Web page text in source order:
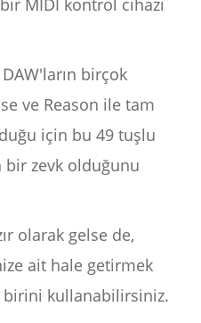
MIDI kontrol cihazı
birçok
ve Reason ile tam
için bu 49 tuşlu
bir zevk olduğunu
olarak gelse de,
ait hale getirmek
kullanabilirsiniz.